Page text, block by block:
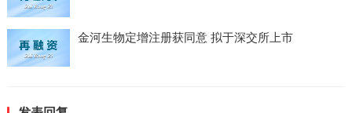
金河生物定增注册获同意 拟于深交所上市